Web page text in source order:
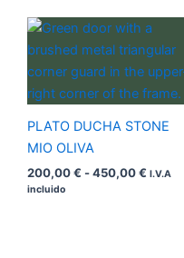
PLATO DUCHA STONE
MIO OLIVA
200,00€ -450,00€
Rango
desde
hasta
I.V.A
incluido